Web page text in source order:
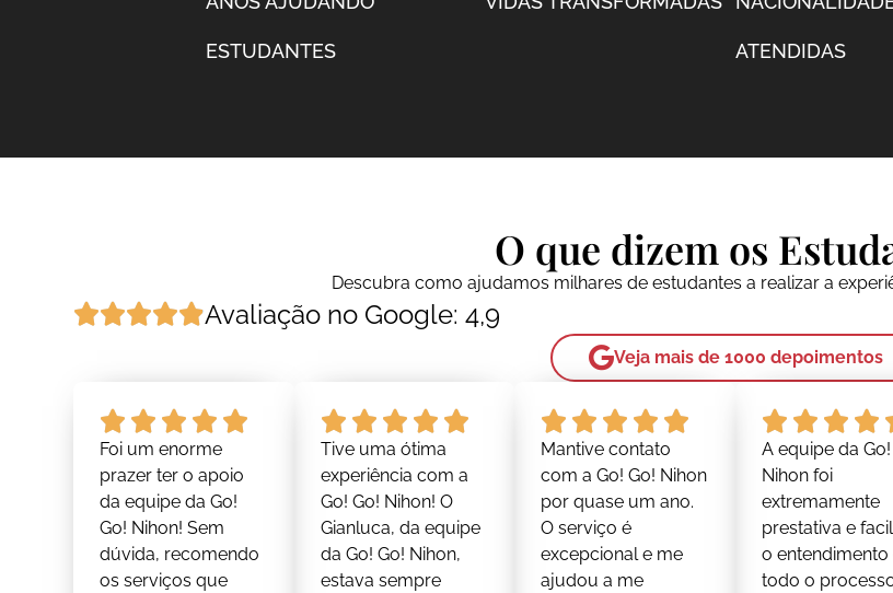
ESTUDANTES ATENDIDAS
O que dizem os
Descubra como ajudamos milhares de estudantes a realizar a
Avaliação no Google: 4,9
Veja mais de 1000 depoimentos
Foi um enorme
prazer ter o apoio
da equipe da Go!
Go! Nihon! Sem
dúvida, recomendo
os serviços que
Tive uma ótima
experiência com a
Go! Go! Nihon! O
Gianluca, da equipe
da Go! Go! Nihon,
estava sempre
Mantive contato
com a Go! Go! Nihon
por quase um ano.
O serviço é
excepcional e me
ajudou a me
A equipe da Go!
Nihon foi
extremamente
prestativa e
o entendimento
todo o